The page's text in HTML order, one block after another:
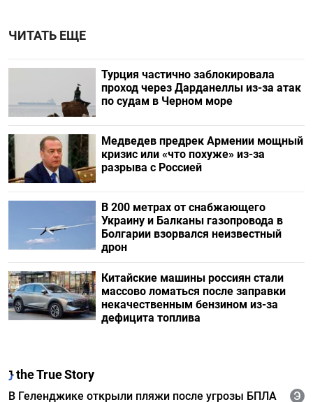
ЧИТАТЬ ЕЩЕ
Турция частично заблокировала
проход через Дарданеллы из-за атак
по судам в Черном море
Медведев предрек Армении мощный
кризис или «что похуже» из-за
разрыва с Россией
В 200 метрах от снабжающего
Украину и Балканы газопровода в
Болгарии взорвался неизвестный
дрон
Китайские машины россиян стали
массово ломаться после заправки
некачественным бензином из-за
дефицита топлива